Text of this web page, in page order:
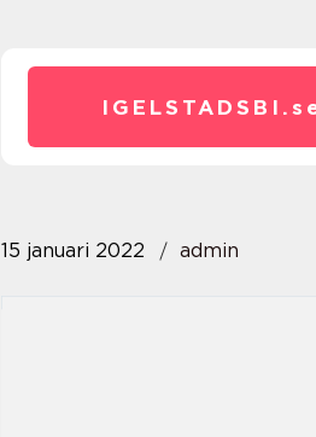
IGELSTADSBI.
15 januari 2022 admin